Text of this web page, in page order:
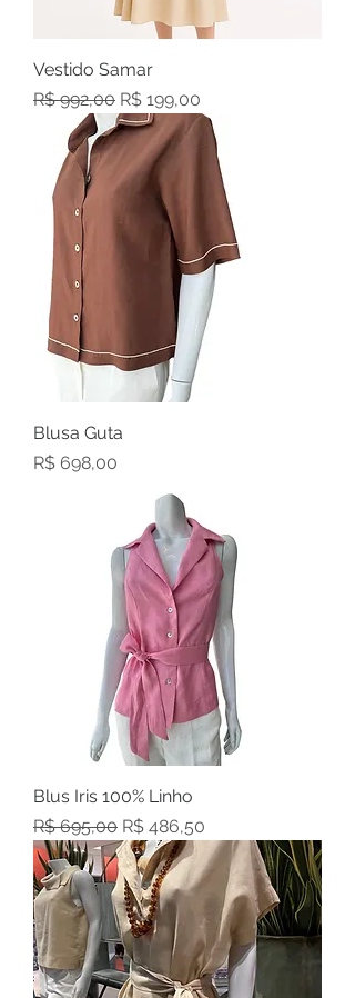
Vestido Samar
Preço normal
R$ 992,00 Preço promocional
R$ 199,00
Blusa Guta
Preço
R$ 698,00
Blus Iris 100% Linho
Preço normal
R$ 695,00 Preço promocional
R$ 486,50